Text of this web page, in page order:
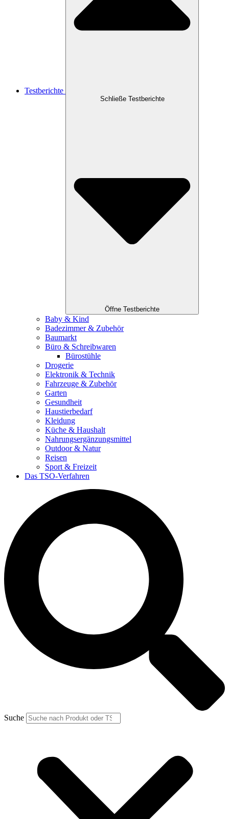
Testberichte
Schließe Testberichte
Öffne Testberichte
Baby & Kind
Badezimmer & Zubehör
Baumarkt
Büro & Schreibwaren
Bürostühle
Drogerie
Elektronik & Technik
Fahrzeuge & Zubehör
Garten
Gesundheit
Haustierbedarf
Kleidung
Küche & Haushalt
Nahrungsergänzungsmittel
Outdoor & Natur
Reisen
Sport & Freizeit
Das TSO-Verfahren
Suche